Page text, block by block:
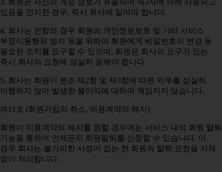
있음을 인지한 경우, 즉시 회사에 알려야 합니다.
4. 회사는 전항의 경우 회원의 개인정보보호 및 기타 서비스
부정이용행위 방지 등을 위하여 회원에게 비밀번호의 변경 등
필요한 조치를 요구할 수 있으며, 회원은 회사의 요구가 있는
즉시 회사의 요청에 성실히 응해야 합니다.
5. 회사는 회원이 본조 제2항 및 제3항에 따른 의무를 성실히
이행하지 않아 발생한 불이익에 대하여 책임지지 않습니다.
제11조 (회원가입의 취소, 이용계약의 해지)
회원이 이용계약의 해지를 원할 경우에는 서비스 내의 회원 탈퇴
기능을 통하여 언제든지 회원탈퇴를 신청할 수 있습니다. 이
경우 회사는 불가피한 사정이 없는 한 회원의 탈퇴 요청을 지체
없이 처리합니다.